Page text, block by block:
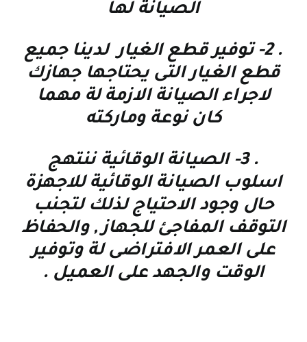
الصيانة لها
. 2-
توفير قطع الغيار لدينا جميع
قطع الغيار التى يحتاجها جهازك
لاجراء الصيانة الازمة لة مهما
كان نوعة وماركته
. 3- الصيانة الوقائية ننتهج
اسلوب الصيانة الوقائية للاجهزة
حال وجود الاحتياج لذلك لتجنب
التوقف المفاجئ للجهاز , والحفاظ
على العمر الافتراضى لة وتوفير
الوقت والجهد على العميل .